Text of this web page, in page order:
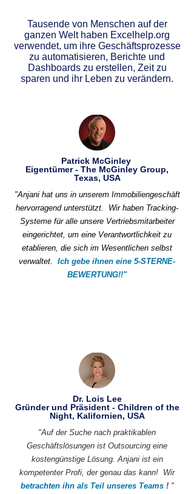
Tausende von Menschen auf der
ganzen Welt haben Excelhelp.org
verwendet, um ihre Geschäftsprozesse
zu automatisieren, Berichte und
Dashboards zu erstellen, Zeit zu
sparen und ihr Leben zu verändern.
Patrick McGinley
Eigentümer - The McGinley Group,
Texas, USA
"Anjani hat uns in unserem Immobiliengeschäft
hervorragend unterstützt.
Wir haben Tracking-
Systeme für alle unsere Vertriebsmitarbeiter
eingerichtet, um eine Verantwortlichkeit zu
etablieren, die sich im Wesentlichen selbst
verwaltet.
Ich gebe ihnen eine 5-STERNE-
BEWERTUNG!!"
Dr. Lois Lee
Gründer und Präsident - Children of the
Night, Kalifornien, USA
"Auf der Suche nach praktikablen
Geschäftslösungen ist Outsourcing eine
kostengünstige Lösung. Anjani ist ein
kompetenter Profi, der genau das kann! Wir
betrachten ihn als Teil unseres Teams ! "